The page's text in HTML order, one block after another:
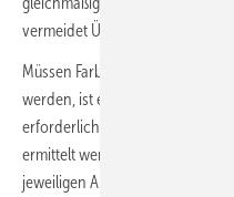
vermeidet Überanstrengung.
Müssen Farben und Details bei
werden, ist eine hohe
erforderlich ist, kann mithilfe der
ermittelt werden: Zuerst wird die
jeweiligen Arbeitsplatz gilt, dann